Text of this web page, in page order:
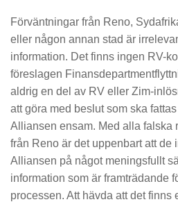
Förväntningar från Reno,
eller någon annan stad är
information. Det finns ingen RV-
föreslagen
aldrig en del av RV eller Zim-
att göra med beslut som ska
Alliansen ensam. Med alla falska
från Reno är det uppenbart att de
Alliansen på något meningsfullt
information som är framträdande
processen. Att hävda att det finns